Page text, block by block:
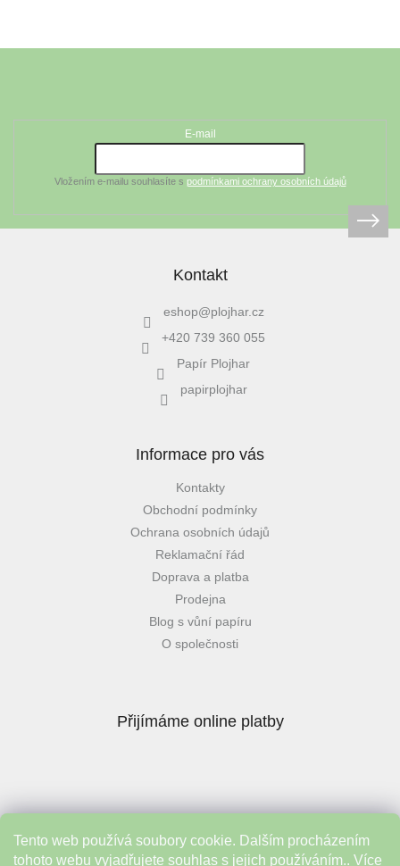
Tento web používá soubory cookie. Dalším procházením
tohoto webu vyjadřujete souhlas s jejich používáním.. Více
E-mail
Vložením e-mailu souhlasíte s podmínkami ochrany osobních údajů
Kontakt
eshop@plojhar.cz
+420 739 360 055
Papír Plojhar
papirplojhar
Informace pro vás
Kontakty
Obchodní podmínky
Ochrana osobních údajů
Reklamační řád
Doprava a platba
Prodejna
Blog s vůní papíru
O společnosti
Přijímáme online platby
Instagram